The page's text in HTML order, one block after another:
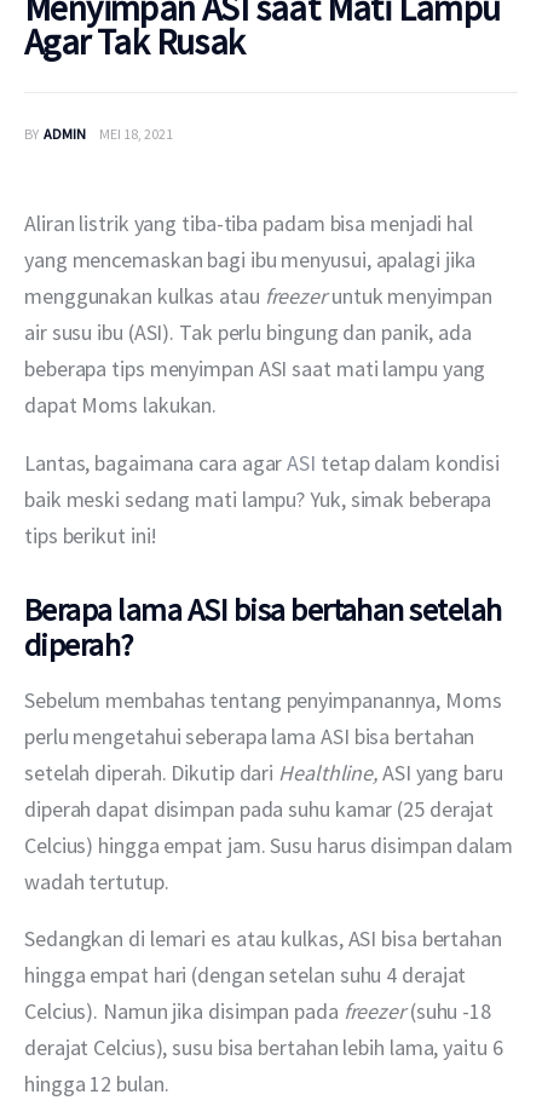
Agar Tak Rusak
BY ADMIN MEI 18, 2021
Aliran listrik yang tiba-tiba padam bisa menjadi hal
yang mencemaskan bagi ibu menyusui, apalagi jika
menggunakan kulkas atau freezer untuk menyimpan
air susu ibu (ASI). Tak perlu bingung dan panik, ada
beberapa tips menyimpan ASI saat mati lampu yang
dapat Moms lakukan.
Lantas, bagaimana cara agar ASI tetap dalam kondisi
baik meski sedang mati lampu? Yuk, simak beberapa
tips berikut ini!
Berapa lama ASI bisa bertahan setelah
diperah?
Sebelum membahas tentang penyimpanannya, Moms
perlu mengetahui seberapa lama ASI bisa bertahan
setelah diperah. Dikutip dari Healthline, ASI yang baru
diperah dapat disimpan pada suhu kamar (25 derajat
Celcius) hingga empat jam. Susu harus disimpan dalam
wadah tertutup.
Sedangkan di lemari es atau kulkas, ASI bisa bertahan
hingga empat hari (dengan setelan suhu 4 derajat
Celcius). Namun jika disimpan pada freezer (suhu -18
derajat Celcius), susu bisa bertahan lebih lama, yaitu 6
hingga 12 bulan.